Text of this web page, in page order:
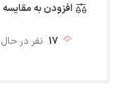
افزودن به مقایسه
17 نفر در